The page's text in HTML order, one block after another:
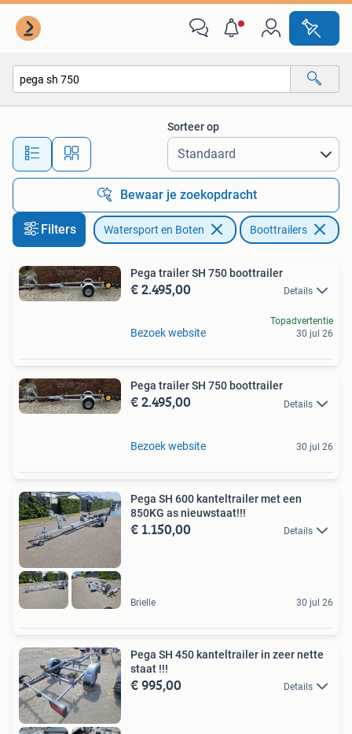
Alle afstanden…
Sorteer op
Bewaar je zoekopdracht
Filters Watersport en Boten Boottrailers
Pega trailer SH 750 boottrailer
€ 2.495,00 Details
Bezoek website
Topadvertentie
30 jul 26
Pega trailer SH 750 boottrailer
€ 2.495,00 Details
Bezoek website 30 jul 26
Pega SH 600 kanteltrailer met een
850KG as nieuwstaat!!!
€ 1.150,00 Details
Brielle 30 jul 26
Pega SH 450 kanteltrailer in zeer nette
staat !!!
€ 995,00 Details